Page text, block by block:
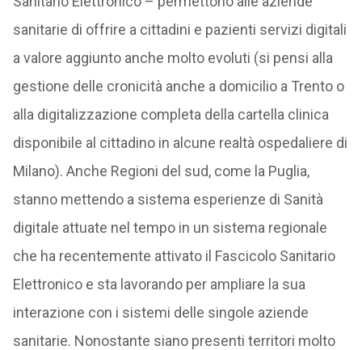
sanitarie di offrire a cittadini e pazienti servizi digitali
a valore aggiunto anche molto evoluti (si pensi alla
gestione delle cronicità anche a domicilio a Trento o
alla digitalizzazione completa della cartella clinica
disponibile al cittadino in alcune realtà ospedaliere di
Milano). Anche Regioni del sud, come la Puglia,
stanno mettendo a sistema esperienze di Sanità
digitale attuate nel tempo in un sistema regionale
che ha recentemente attivato il Fascicolo Sanitario
Elettronico e sta lavorando per ampliare la sua
interazione con i sistemi delle singole aziende
sanitarie. Nonostante siano presenti territori molto